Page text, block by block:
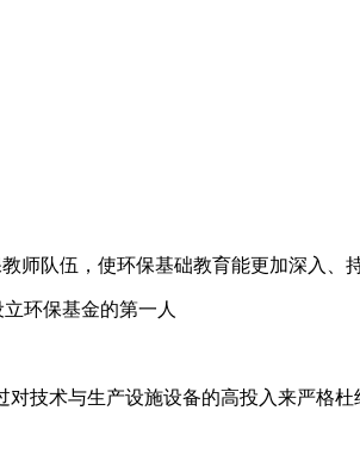
师队伍，使环保基础教育能更加深入、
环保基金的第一人
技术与生产设施设备的高投入来严格